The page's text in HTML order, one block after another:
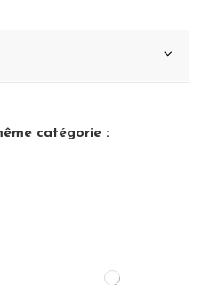
catégorie :